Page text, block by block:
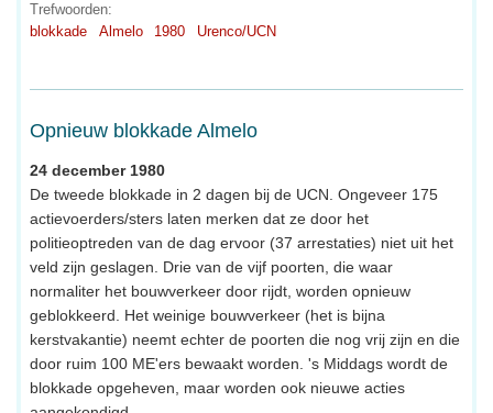
Trefwoorden:
blokkade
Almelo 1980 Urenco/UCN
Opnieuw blokkade Almelo
24 december 1980
De tweede blokkade in 2 dagen bij de UCN. Ongeveer 175
actievoerders/sters laten merken dat ze door het
politieoptreden van de dag ervoor (37 arrestaties) niet uit het
veld zijn geslagen. Drie van de vijf poorten, die waar
normaliter het bouwverkeer door rijdt, worden opnieuw
geblokkeerd. Het weinige bouwverkeer (het is bijna
kerstvakantie) neemt echter de poorten die nog vrij zijn en die
door ruim 100 ME'ers bewaakt worden. 's Middags wordt de
blokkade opgeheven, maar worden ook nieuwe acties